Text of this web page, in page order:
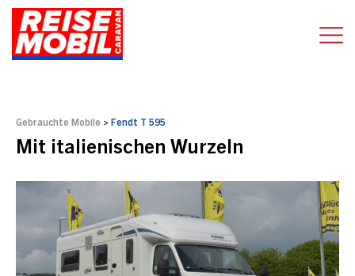
Gebrauchte Mobile > Fendt T 595
Mit italienischen Wurzeln